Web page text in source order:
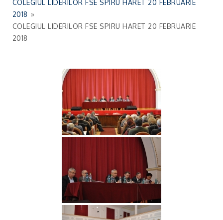
COLEGIUL LIDERILOR FSE SPIRU HARET 20 FEBRUARIE
2018 »
COLEGIUL LIDERILOR FSE SPIRU HARET 20 FEBRUARIE
2018